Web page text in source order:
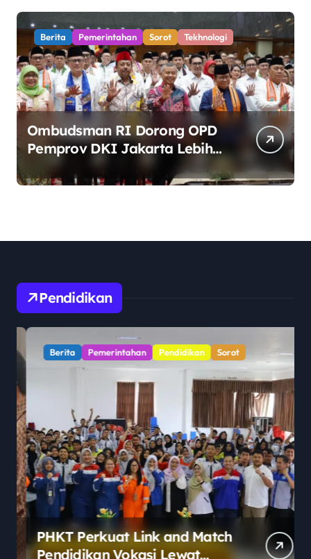
Berita Pemerintahan Sorot Tekhnologi
Ombudsman RI Dorong OPD
Pemprov DKI Jakarta Lebih
Responsif Hadapi Keluhan
Publik di Era Digital
Pendidikan
Berita Pemerintahan Pendidikan Sorot
PHKT Perkuat Link and Match
Pendidikan Vokasi Lewat